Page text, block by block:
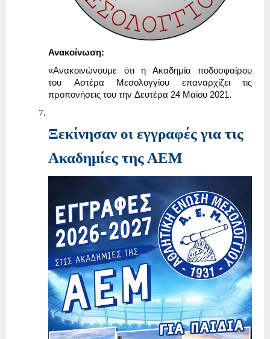
Ανακοίνωση:
«Ανακοινώνουμε ότι η Ακαδημία ποδοσφαίρου
του Αστέρα Μεσολογγίου επαναρχίζει τις
προπονήσεις του την Δευτέρα 24 Μαϊου 2021.
Ξεκίνησαν οι εγγραφές για τις
Ακαδημίες της ΑΕΜ